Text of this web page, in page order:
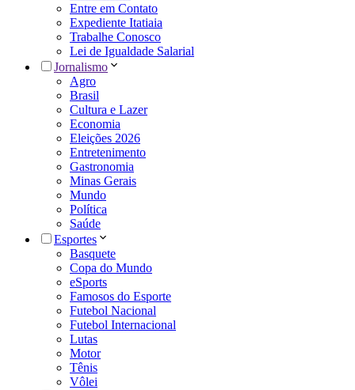
Entre em Contato
Expediente Itatiaia
Trabalhe Conosco
Lei de Igualdade Salarial
Jornalismo
Agro
Brasil
Cultura e Lazer
Economia
Eleições 2026
Entretenimento
Gastronomia
Minas Gerais
Mundo
Política
Saúde
Esportes
Basquete
Copa do Mundo
eSports
Famosos do Esporte
Futebol Nacional
Futebol Internacional
Lutas
Motor
Tênis
Vôlei